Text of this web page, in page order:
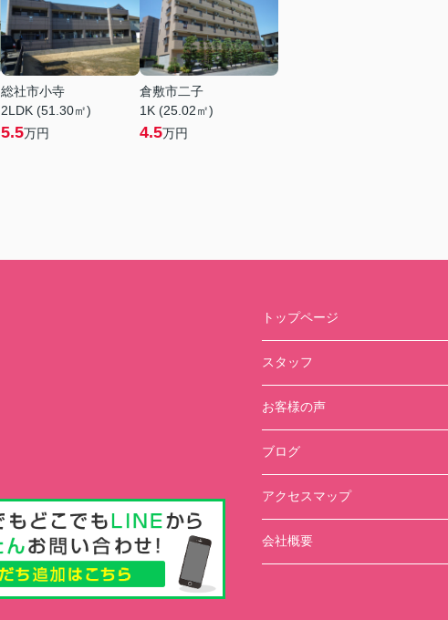
総社市小寺
2LDK (51.30㎡)
5.5万円
倉敷市二子
1K (25.02㎡)
4.5万円
トップページ
スタッフ
お客様の声
ブログ
アクセスマップ
会社概要